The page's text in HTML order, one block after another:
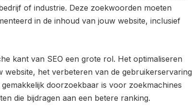
of industrie. Deze zoekwoorden moeten
in de inhoud van jouw website, inclusief
kant van SEO een grote rol. Het optimaliseren
website, het verbeteren van de gebruikerservaring
doorzoekbaar is voor zoekmachines
die bijdragen aan een betere ranking.